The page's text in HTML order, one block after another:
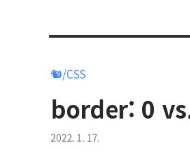
🐿/CSS
border: 0
2022. 1. 17.